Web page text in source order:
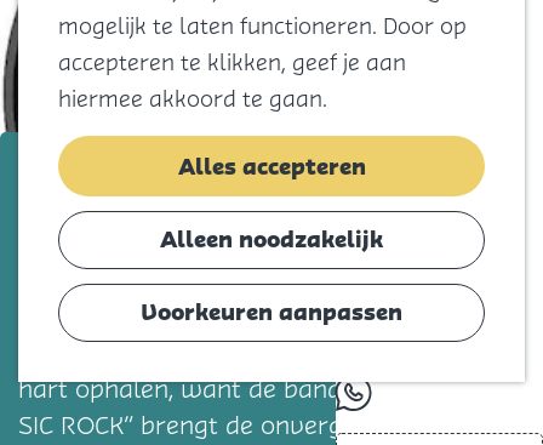
mogelijk te laten functioneren. Door op
accepteren te klikken, geef je aan
hiermee akkoord te gaan.
Alles accepteren
Alleen noodzakelijk
Voorkeuren aanpassen
Winkelen
Koningsdag
Blijf
Slapen
Agenda
whatsapp
zondag 22 november
FROK | Classic Rock
Voeg toe als favorietVoeg toe als
Liefhebbers van klassieke rock kunnen hun
hart ophalen, want de band FROK “ CLAS-
SIC ROCK” brengt de onvergetelijke hits